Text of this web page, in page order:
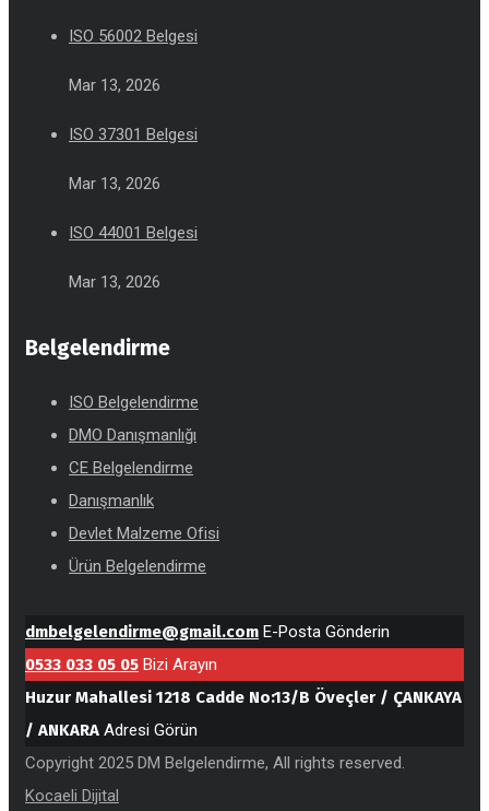
ISO 56002 Belgesi
Mar 13, 2026
ISO 37301 Belgesi
Mar 13, 2026
ISO 44001 Belgesi
Mar 13, 2026
Belgelendirme
ISO Belgelendirme
DMO Danışmanlığı
CE Belgelendirme
Danışmanlık
Devlet Malzeme Ofisi
Ürün Belgelendirme
dmbelgelendirme@gmail.com E-Posta Gönderin
0533 033 05 05 Bizi Arayın
Huzur Mahallesi 1218 Cadde No:13/B Öveçler / ÇANKAYA
/ ANKARA Adresi Görün
Copyright 2025 DM Belgelendirme, All rights reserved.
Kocaeli Dijital